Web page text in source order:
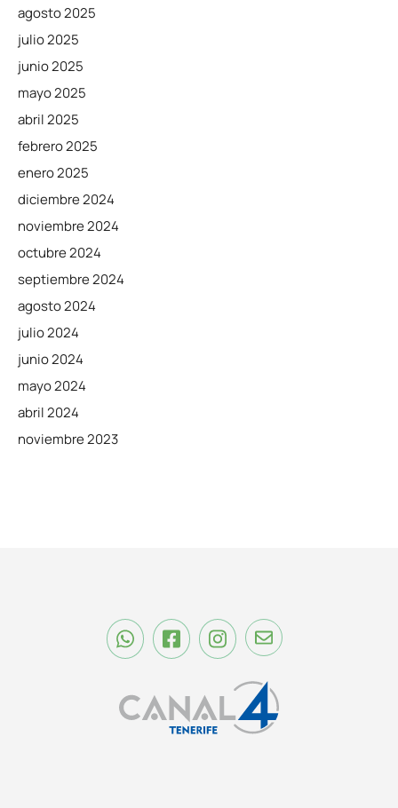
agosto 2025
julio 2025
junio 2025
mayo 2025
abril 2025
febrero 2025
enero 2025
diciembre 2024
noviembre 2024
octubre 2024
septiembre 2024
agosto 2024
julio 2024
junio 2024
mayo 2024
abril 2024
noviembre 2023